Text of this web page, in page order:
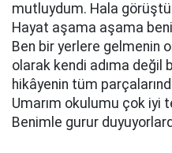
mutluydum. Hala
Hayat aşama aşama
Ben bir yerlere gelmenin
olarak kendi adıma değil
hikâyenin tüm
Umarım okulumu çok iyi
Benimle gurur